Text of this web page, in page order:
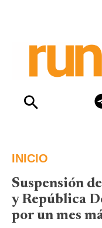
INICIO
Suspensión
y República
por un mes